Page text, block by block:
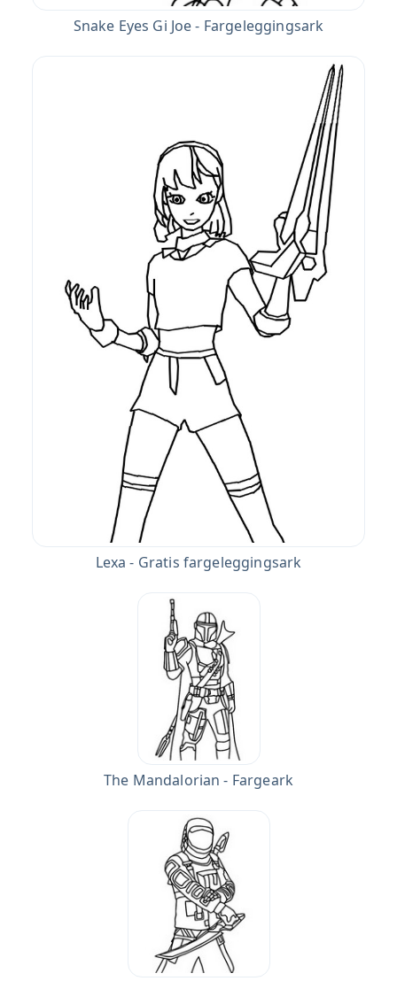
Snake Eyes Gi Joe - Fargeleggingsark
Lexa - Gratis fargeleggingsark
The Mandalorian - Fargeark